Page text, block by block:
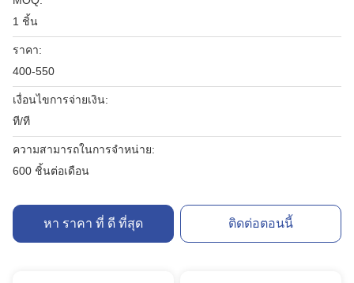
1 ชิ้น
ราคา:
400-550
เงื่อนไขการจ่ายเงิน:
ที/ที
ความสามารถในการจําหน่าย:
600 ชิ้นต่อเดือน
หา ราคา ที่ ดี ที่สุด ติดต่อตอนนี้